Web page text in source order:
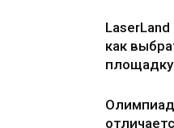
как
площадку